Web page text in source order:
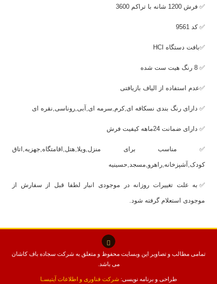
✅ فرش 1200 شانه با تراکم 3600
✅ کد 9561
✅بافت دستگاه HCI
✅ 8 رنگ هیت ست شده
✅عدم استفاده از الیاف بازیافتی
✅ دارای رنگ بندی نسکافه ای,کرم,سرمه ای,آبی,روناسی,نقره ای
✅ دارای ضمانت 24ماهه کیفیت فرش
✅ مناسب برای منزل,ویلا,هتل,اقامتگاه,جهزیه,اتاق
کودک,آشپزخانه,راهرو,مسجد,حسینیه
✅به علت تغییرات روزانه در موجودی انبار لطفا قبل از سفارش از
موجودی استعلام گرفته شود.
تمامی مطالب و تصاویر این وبسایت محفوظ و متعلق به شرکت سجاده باف کاشان
می باشد.
طراحی و برنامه نویسی: شرکت فناوری و اطلاعات آیتیسـا